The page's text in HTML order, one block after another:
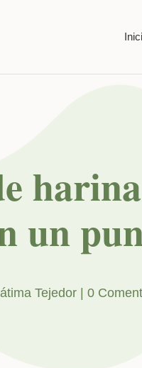
un
Tejedor 0